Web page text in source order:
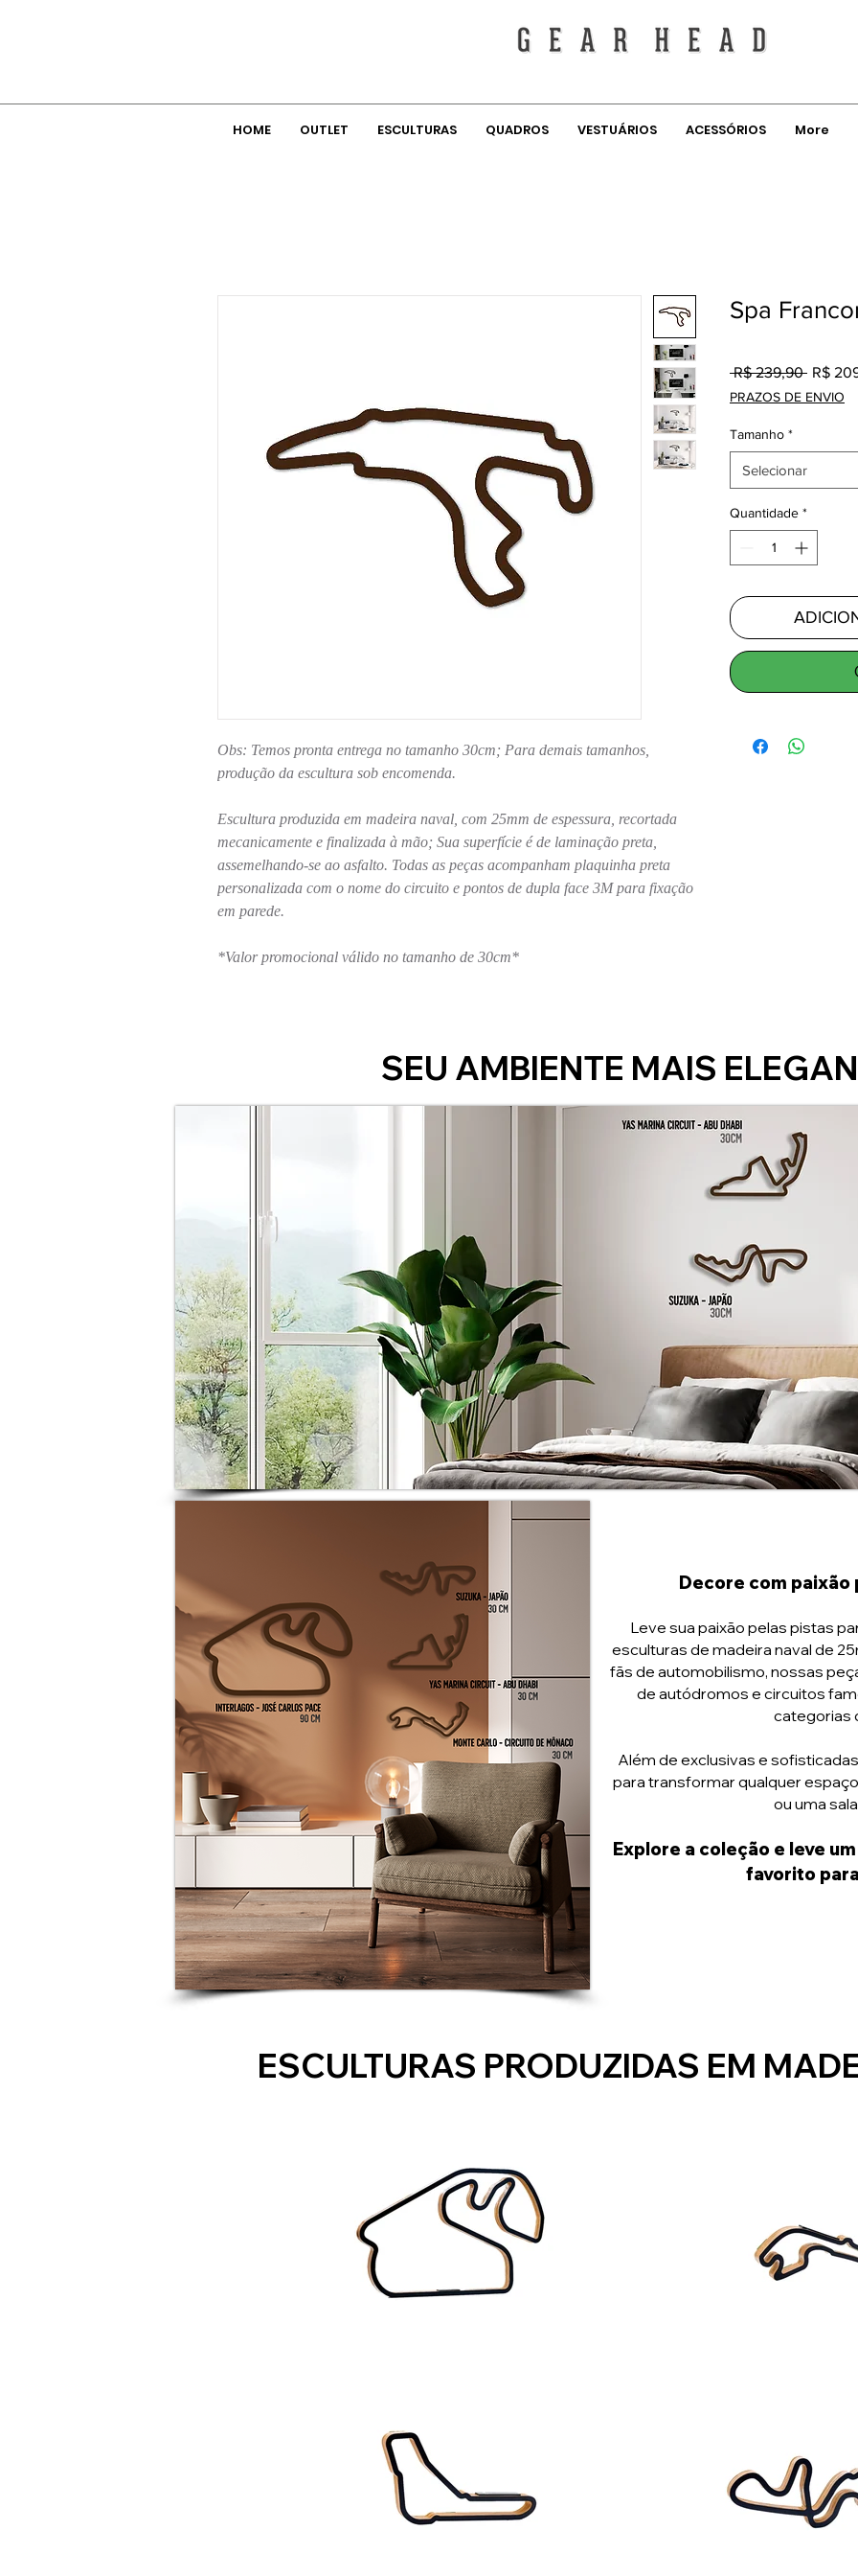
HOME OUTLET ESCULTURAS QUADROS VESTUÁRIOS ACESSÓRIOS More
Obs: Temos pronta entrega no tamanho 30cm; Para demais tamanhos,
produção da escultura sob encomenda.
Escultura produzida em madeira naval, com 25mm de espessura, recortada
mecanicamente e finalizada à mão; Sua superfície é de laminação preta,
assemelhando-se ao asfalto. Todas as peças acompanham plaquinha preta
personalizada com o nome do circuito e pontos de dupla face 3M para fixação
em parede.
*Valor promocional válido no tamanho de 30cm*
Spa
R$ 239,90 Preço
R$
PRAZOS DE ENVIO
Tamanho *
Selecionar
Quantidade *
SEU AMBIENTE MAIS
Decore com
Leve sua paixão pelas pistas
esculturas de madeira naval de
fãs de automobilismo, nossas
de autódromos e circuitos
categorias
Além de exclusivas e
para transformar qualquer
ou uma
Explore a coleção e leve
favorito
ESCULTURAS PRODUZIDAS EM